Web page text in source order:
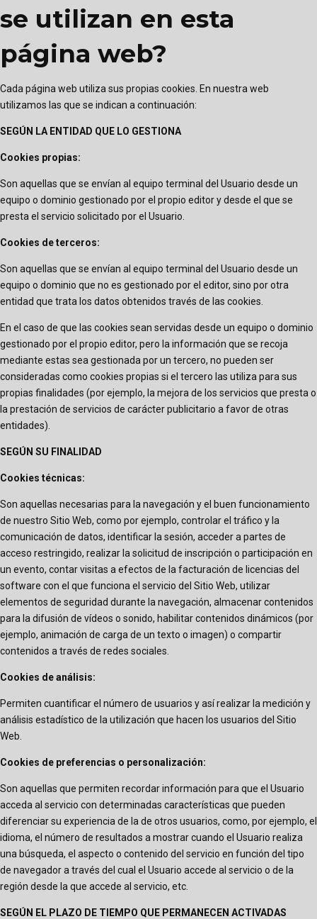
se utilizan en esta
página web?
Cada página web utiliza sus propias cookies. En nuestra web
utilizamos las que se indican a continuación:
SEGÚN LA ENTIDAD QUE LO GESTIONA
Cookies propias:
Son aquellas que se envían al equipo terminal del Usuario desde un
equipo o dominio gestionado por el propio editor y desde el que se
presta el servicio solicitado por el Usuario.
Cookies de terceros:
Son aquellas que se envían al equipo terminal del Usuario desde un
equipo o dominio que no es gestionado por el editor, sino por otra
entidad que trata los datos obtenidos través de las cookies.
En el caso de que las cookies sean servidas desde un equipo o dominio
gestionado por el propio editor, pero la información que se recoja
mediante estas sea gestionada por un tercero, no pueden ser
consideradas como cookies propias si el tercero las utiliza para sus
propias finalidades (por ejemplo, la mejora de los servicios que presta o
la prestación de servicios de carácter publicitario a favor de otras
entidades).
SEGÚN SU FINALIDAD
Cookies técnicas:
Son aquellas necesarias para la navegación y el buen funcionamiento
de nuestro Sitio Web, como por ejemplo, controlar el tráfico y la
comunicación de datos, identificar la sesión, acceder a partes de
acceso restringido, realizar la solicitud de inscripción o participación en
un evento, contar visitas a efectos de la facturación de licencias del
software con el que funciona el servicio del Sitio Web, utilizar
elementos de seguridad durante la navegación, almacenar contenidos
para la difusión de vídeos o sonido, habilitar contenidos dinámicos (por
ejemplo, animación de carga de un texto o imagen) o compartir
contenidos a través de redes sociales.
Cookies de análisis:
Permiten cuantificar el número de usuarios y así realizar la medición y
análisis estadístico de la utilización que hacen los usuarios del Sitio
Web.
Cookies de preferencias o personalización:
Son aquellas que permiten recordar información para que el Usuario
acceda al servicio con determinadas características que pueden
diferenciar su experiencia de la de otros usuarios, como, por ejemplo, el
idioma, el número de resultados a mostrar cuando el Usuario realiza
una búsqueda, el aspecto o contenido del servicio en función del tipo
de navegador a través del cual el Usuario accede al servicio o de la
región desde la que accede al servicio, etc.
SEGÚN EL PLAZO DE TIEMPO QUE PERMANECEN ACTIVADAS